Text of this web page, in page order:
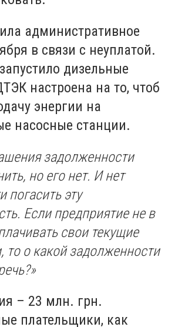
административное
в связи с неуплатой.
дизельные
настроена на то, чтоб
энергии на
насосные станции.
задолженности
но его нет. И нет
погасить эту
Если предприятие не в
свои текущие
то о какой задолженности
– 23 млн. грн.
плательщики, как